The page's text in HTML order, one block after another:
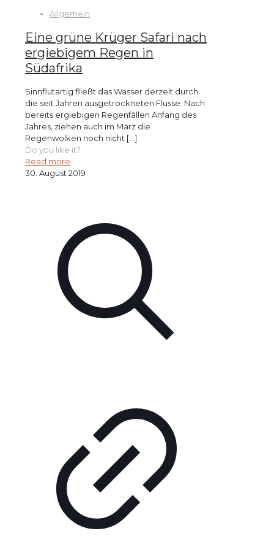
Allgemein
Eine grüne Krüger Safari nach
ergiebigem Regen in
Südafrika
Sinnflutartig fließt das Wasser derzeit durch
die seit Jahren ausgetrockneten Flüsse. Nach
bereits ergiebigen Regenfällen Anfang des
Jahres, ziehen auch im März die
Regenwolken noch nicht […]
Do you like it?
Read more
30. August 2019